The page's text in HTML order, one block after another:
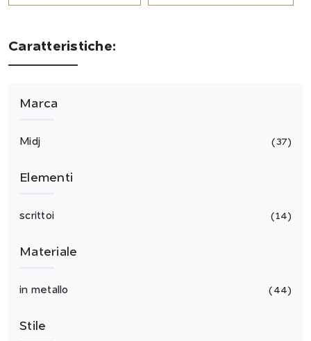
Caratteristiche:
Marca
Midj 37
Elementi
scrittoi 14
Materiale
in metallo 44
Stile